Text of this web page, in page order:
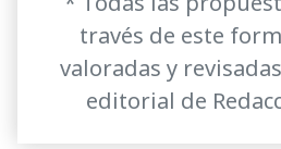
través de este
valoradas y
editorial de